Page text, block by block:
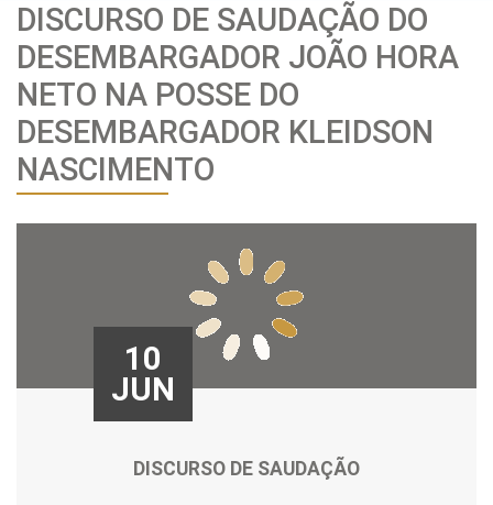
DISCURSO DE SAUDAÇÃO DO
DESEMBARGADOR JOÃO HORA
NETO NA POSSE DO
DESEMBARGADOR KLEIDSON
NASCIMENTO
10
JUN
DISCURSO DE SAUDAÇÃO